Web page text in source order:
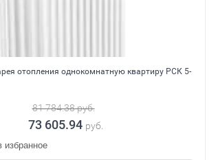
отопления однокомнатную квартиру РСК 5-
81 784.38руб.
73 605.94 руб.
избранное